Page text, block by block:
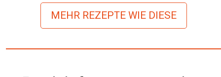
MEHR REZEPTE WIE DIESE